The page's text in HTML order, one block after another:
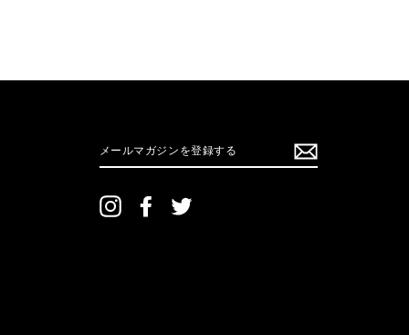
ー
マ
ン
を
登
InstagramFacebookTwitter